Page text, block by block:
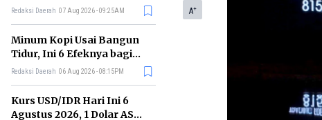
Perusahaan Terbesarnya
Redaksi Daerah 07 Aug 2026 - 09:25AM
Minum Kopi Usai Bangun
Tidur, Ini 6 Efeknya bagi
Kesehatan Tubuh
Redaksi Daerah 06 Aug 2026 - 08:15PM
Kurs USD/IDR Hari Ini 6
Agustus 2026, 1 Dolar AS
A+